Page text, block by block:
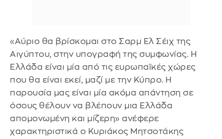
«Αύριο θα βρίσκομαι στο Σαρμ Ελ Σέιχ της
Αιγύπτου, στην υπογραφή της συμφωνίας. Η
Ελλάδα είναι μία από τις ευρωπαϊκές χώρες
που θα είναι εκεί, μαζί με την Κύπρο. Η
παρουσία μας είναι μία ακόμα απάντηση σε
όσους θέλουν να βλέπουν μια Ελλάδα
απομονωμένη και μίζερη» ανέφερε
χαρακτηριστικά ο Κυριάκος Μητσοτάκης